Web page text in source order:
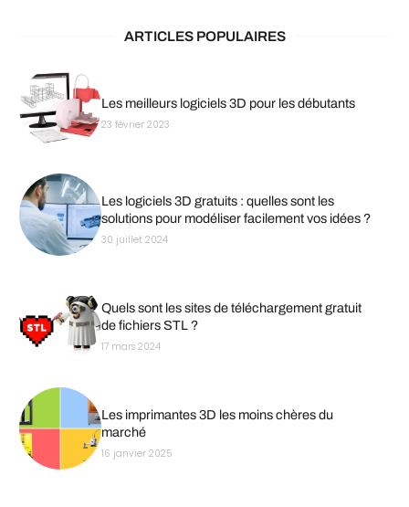
ARTICLES POPULAIRES
Les meilleurs logiciels 3D pour les débutants
23 février 2023
Les logiciels 3D gratuits : quelles sont les
solutions pour modéliser facilement vos idées ?
30 juillet 2024
Quels sont les sites de téléchargement gratuit
de fichiers STL ?
17 mars 2024
Les imprimantes 3D les moins chères du
marché
16 janvier 2025